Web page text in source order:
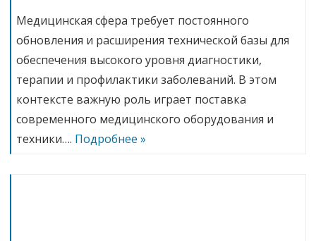
Медицинская сфера требует постоянного
обновления и расширения технической базы для
обеспечения высокого уровня диагностики,
терапии и профилактики заболеваний. В этом
контексте важную роль играет поставка
современного медицинского оборудования и
техники…. Подробнее »